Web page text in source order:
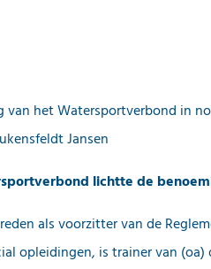
van het Watersportverbond in
Jansen
lichtte de
als voorzitter van de
opleidingen, is trainer van